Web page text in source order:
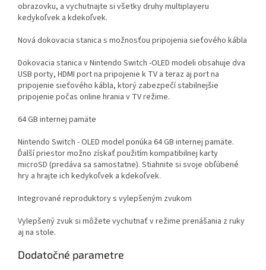
obrazovku, a vychutnajte si všetky druhy multiplayeru
kedykoľvek a kdekoľvek.
Nová dokovacia stanica s možnosťou pripojenia sieťového kábla
Dokovacia stanica v Nintendo Switch -OLED modeli obsahuje dva
USB porty, HDMI port na pripojenie k TV a teraz aj port na
pripojenie sieťového kábla, ktorý zabezpečí stabilnejšie
pripojenie počas online hrania v TV režime.
64 GB internej pamäte
Nintendo Switch - OLED model ponúka 64 GB internej pamäte.
Ďalší priestor možno získať použitím kompatibilnej karty
microSD (predáva sa samostatne). Stiahnite si svoje obľúbené
hry a hrajte ich kedykoľvek a kdekoľvek.
Integrované reproduktory s vylepšeným zvukom
Vylepšený zvuk si môžete vychutnať v režime prenášania z ruky
aj na stole.
Dodatočné parametre